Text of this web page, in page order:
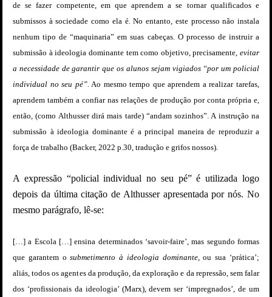
de se fazer competente, em que aprendem a se tornar qualificados e
submissos à sociedade como ela é. No entanto, este processo não instala
nenhum tipo de “maquinaria” em suas cabeças. O processo de instruir a
submissão à ideologia dominante tem como objetivo, precisamente, evitar
a necessidade de garantir que os alunos sejam vigiados “por um policial
individual no seu pé”. Ao mesmo tempo que aprendem a realizar tarefas,
aprendem também a confiar nas relações de produção por conta própria e,
então, (como Althusser dirá mais tarde) “andam sozinhos”. A instrução na
submissão à ideologia dominante é a principal maneira de reproduzir a
força de trabalho (Backer, 2022 p.30, tradução e grifos nossos).
A expressão “policial individual no seu pé” é utilizada logo
depois da última citação de Althusser apresentada por nós. No
mesmo parágrafo, lê-se:
[…] a Escola […] ensina determinados ‘savoir-faire’, mas segundo formas
que garantem osubmetimento à ideologia dominante, ou sua ‘prática’;
aliás, todos os agentes da produção, da exploração e da repressão, sem falar
dos ‘profissionais da ideologia’ (Marx), devem ser ‘impregnados’, de um